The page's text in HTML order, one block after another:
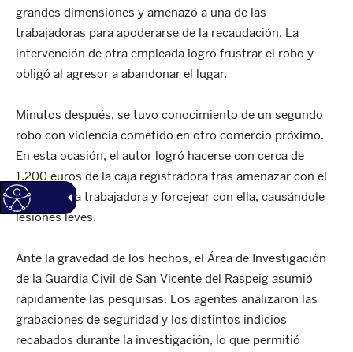
grandes dimensiones y amenazó a una de las
trabajadoras para apoderarse de la recaudación. La
intervención de otra empleada logró frustrar el robo y
obligó al agresor a abandonar el lugar.
Minutos después, se tuvo conocimiento de un segundo
robo con violencia cometido en otro comercio próximo.
En esta ocasión, el autor logró hacerse con cerca de
1.200 euros de la caja registradora tras amenazar con el
cuchillo a la trabajadora y forcejear con ella, causándole
lesiones leves.
Ante la gravedad de los hechos, el Área de Investigación
de la Guardia Civil de San Vicente del Raspeig asumió
rápidamente las pesquisas. Los agentes analizaron las
grabaciones de seguridad y los distintos indicios
recabados durante la investigación, lo que permitió